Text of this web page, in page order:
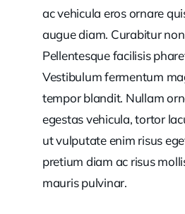
ac vehicula eros ornare
augue diam. Curabitur
Pellentesque facilisis
Vestibulum fermentum
tempor blandit. Nullam
egestas vehicula, tortor
ut vulputate enim risus
pretium diam ac risus
mauris pulvinar.